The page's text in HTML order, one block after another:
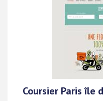
Coursier Paris île